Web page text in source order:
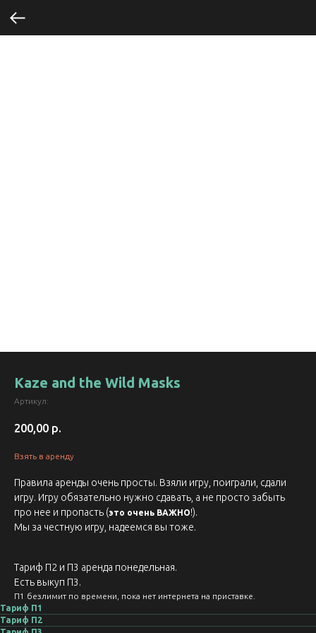
Kaze and the Wild Masks
Артикул:
200,00 р.
Взять в аренду
Правила аренды очень просты. Взяли игру, поиграли, сдали
игру. Игру обязательно нужно сдавать, а не просто забыть
про нее и пропасть (это очень ВАЖНО!).
Мы за честную игру, надеемся вы тоже.
Тариф П2 и П3 аренда понедельная.
Есть выкуп П3.
П1 безлимит по времени, пока нет интернета на приставке.
Тариф П1
Тариф П2